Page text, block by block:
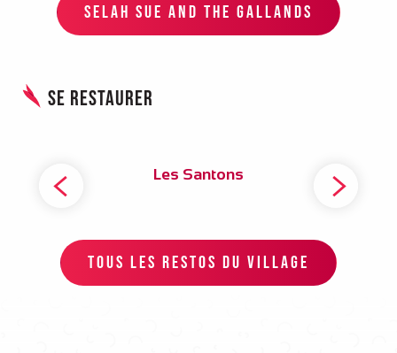
SELAH SUE AND THE GALLANDS
Se restaurer
Les Santons
TOUS LES RESTOS DU VILLAGE